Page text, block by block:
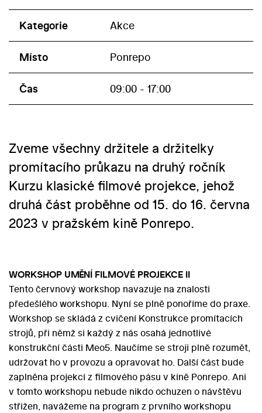
Kategorie Akce
Místo Ponrepo
Čas 09:00 - 17:00
Zveme všechny držitele a držitelky
promítacího průkazu na druhý ročník
Kurzu klasické filmové projekce, jehož
druhá část proběhne od 15. do 16. června
2023 v pražském kině Ponrepo.
WORKSHOP UMĚNÍ FILMOVÉ PROJEKCE II
Tento červnový workshop navazuje na znalosti
předešlého workshopu. Nyní se plně ponoříme do praxe.
Workshop se skládá z cvičení Konstrukce promítacích
strojů, při němž si každý z nás osahá jednotlivé
konstrukční části Meo5. Naučíme se stroji plně rozumět,
udržovat ho v provozu a opravovat ho. Další část bude
zaplněna projekcí z filmového pásu v kině Ponrepo. Ani
v tomto workshopu nebude nikdo ochuzen o návštěvu
střižen, navážeme na program z prvního workshopu